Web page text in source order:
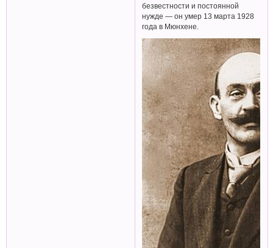
безвестности и постоянной
нужде — он умер 13 марта 1928
года в Мюнхене.